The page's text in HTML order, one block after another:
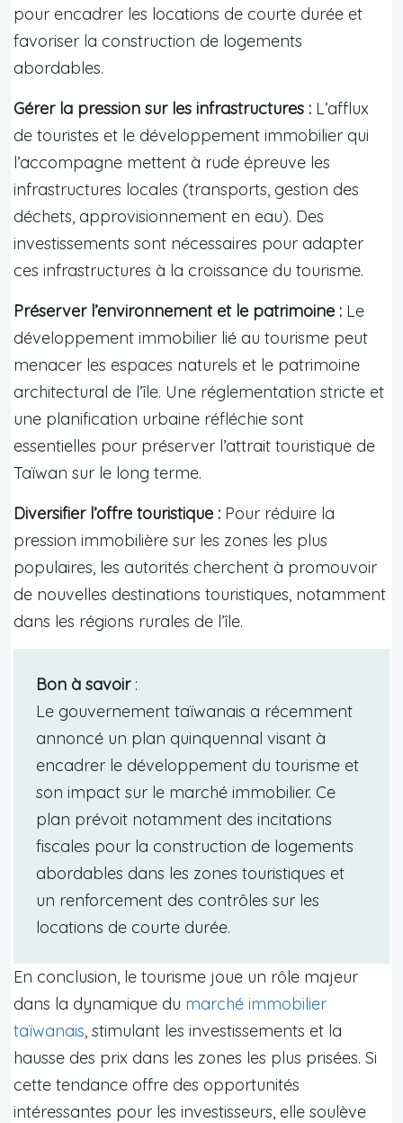
pour encadrer les locations de courte durée et
favoriser la construction de logements
abordables.
Gérer la pression sur les infrastructures : L’afflux
de touristes et le développement immobilier qui
l’accompagne mettent à rude épreuve les
infrastructures locales (transports, gestion des
déchets, approvisionnement en eau). Des
investissements sont nécessaires pour adapter
ces infrastructures à la croissance du tourisme.
Préserver l’environnement et le patrimoine : Le
développement immobilier lié au tourisme peut
menacer les espaces naturels et le patrimoine
architectural de l’île. Une réglementation stricte et
une planification urbaine réfléchie sont
essentielles pour préserver l’attrait touristique de
Taïwan sur le long terme.
Diversifier l’offre touristique : Pour réduire la
pression immobilière sur les zones les plus
populaires, les autorités cherchent à promouvoir
de nouvelles destinations touristiques, notamment
dans les régions rurales de l’île.
Bon à savoir:
Le gouvernement taïwanais a récemment
annoncé un plan quinquennal visant à
encadrer le développement du tourisme et
son impact sur le marché immobilier. Ce
plan prévoit notamment des incitations
fiscales pour la construction de logements
abordables dans les zones touristiques et
un renforcement des contrôles sur les
locations de courte durée.
En conclusion, le tourisme joue un rôle majeur
dans la dynamique du marché immobilier
taïwanais, stimulant les investissements et la
hausse des prix dans les zones les plus prisées. Si
cette tendance offre des opportunités
intéressantes pour les investisseurs, elle soulève